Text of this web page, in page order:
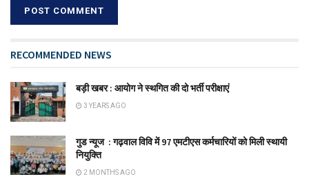
RECOMMENDED NEWS
बड़ी खबर : आयोग ने स्थगित की दो भर्ती परीक्षाएं
3 YEARS AGO
गुड न्यूज : गढ़वाल विवि में 97 एमटीएस कर्मचारियों को मिली स्थायी
नियुक्ति
2 MONTHS AGO